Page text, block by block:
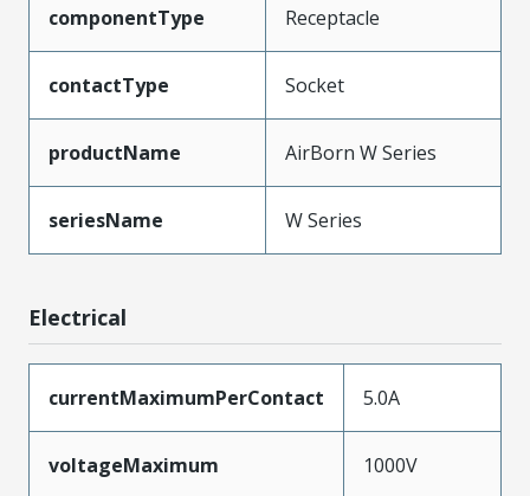
componentType Receptacle
contactType Socket
productName AirBorn W Series
seriesName W Series
Electrical
currentMaximumPerContact 5.0A
voltageMaximum 1000V